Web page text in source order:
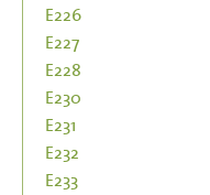
E226
E227
E228
E230
E231
E232
E233